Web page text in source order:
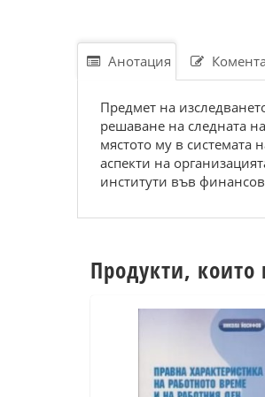
Анотация
Предмет на
решаване на следната
мястото му в системата
аспекти на
институти във
Продукти,